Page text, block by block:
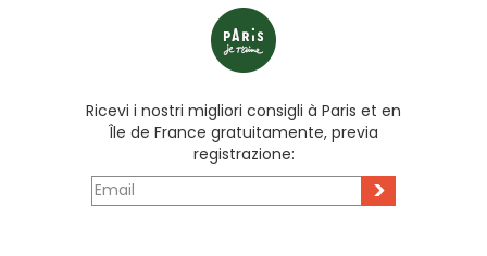
Ricevi i nostri migliori consigli à Paris et en
Île de France gratuitamente, previa
registrazione:
>